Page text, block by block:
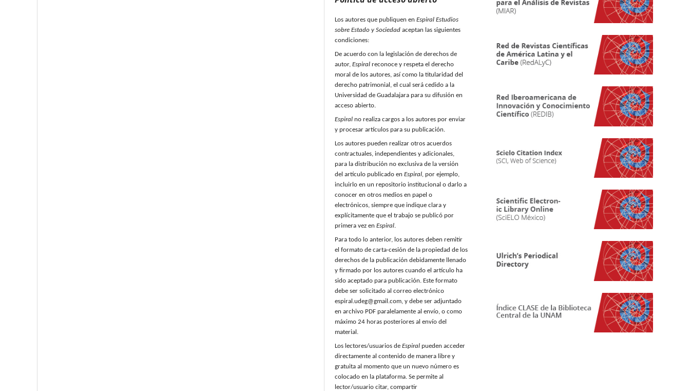
Los autores que publiquen enEspiral Estudios
sobre Estado y Sociedad aceptan las siguientes
condiciones:
De acuerdo con la legislación de derechos de
autor,Espiralreconoce y respeta el derecho
moral de los autores, así como la titularidad del
derecho patrimonial, el cual será cedido a la
Universidad de Guadalajara para su difusión en
acceso abierto.
Espiralno realiza cargos a los autores por enviar
y procesar artículos para su publicación.
Los autores pueden realizar otros acuerdos
contractuales, independientes y adicionales,
para la distribución no exclusiva de la versión
del artículo publicado enEspiral, por ejemplo,
incluirlo en un repositorio institucional o darlo a
conocer en otros medios en papel o
electrónicos, siempre que indique clara y
explícitamente que el trabajo se publicó por
primera vez enEspiral.
Para todo lo anterior, los autores deben remitir
el formato de carta-cesión de la propiedad de los
derechos de la publicación debidamente llenado
y firmado por los autores cuando el artículo ha
sido aceptado para publicación. Este formato
debe ser solicitado al correo electrónico
espiral.udeg@gmail.com, y debe ser adjuntado
en archivo PDF paralelamente al envío, o como
máximo 24 horas posteriores al envío del
material.
Los lectores/usuarios deEspiralpueden acceder
directamente al contenido de manera libre y
gratuita al momento que un nuevo número es
colocado en la plataforma. Se permite al
lector/usuario citar, compartir